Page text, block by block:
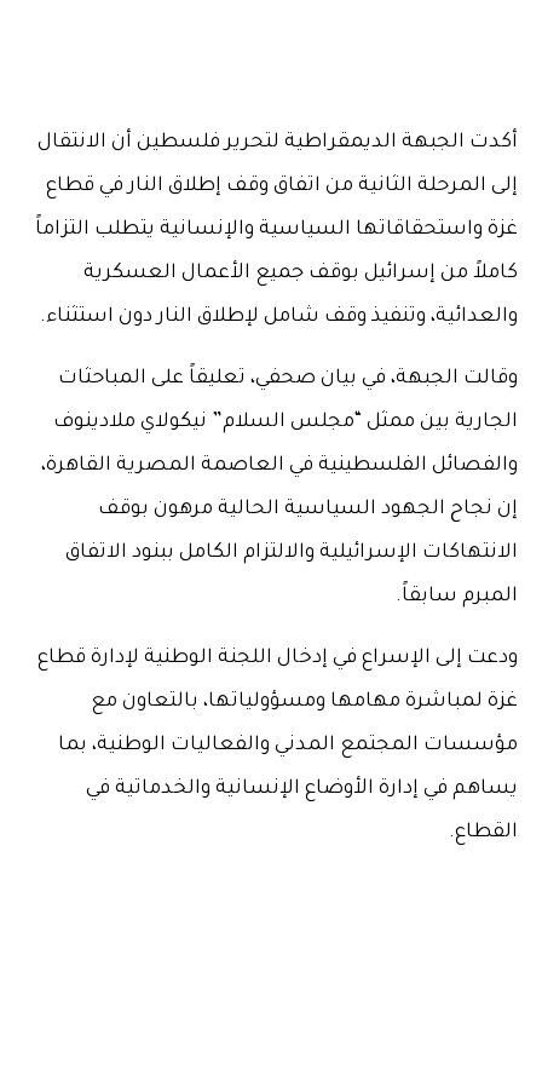
أكدت الجبهة الديمقراطية لتحرير فلسطين أن الانتقال
إلى المرحلة الثانية من اتفاق وقف إطلاق النار في قطاع
غزة واستحقاقاتها السياسية والإنسانية يتطلب التزاماً
كاملاً من إسرائيل بوقف جميع الأعمال العسكرية
والعدائية، وتنفيذ وقف شامل لإطلاق النار دون استثناء.
وقالت الجبهة، في بيان صحفي، تعليقاً على المباحثات
الجارية بين ممثل “مجلس السلام” نيكولاي ملادينوف
والفصائل الفلسطينية في العاصمة المصرية القاهرة،
إن نجاح الجهود السياسية الحالية مرهون بوقف
الانتهاكات الإسرائيلية والالتزام الكامل ببنود الاتفاق
المبرم سابقاً.
ودعت إلى الإسراع في إدخال اللجنة الوطنية لإدارة قطاع
غزة لمباشرة مهامها ومسؤولياتها، بالتعاون مع
مؤسسات المجتمع المدني والفعاليات الوطنية، بما
يساهم في إدارة الأوضاع الإنسانية والخدماتية في
القطاع.